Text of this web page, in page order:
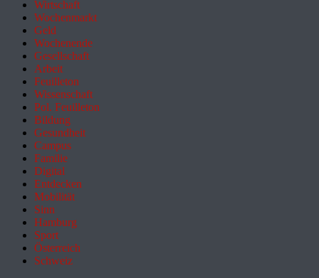
Wirtschaft
Wochenmarkt
Geld
Wochenende
Gesellschaft
Arbeit
Feuilleton
Wissenschaft
Pol. Feuilleton
Bildung
Gesundheit
Campus
Familie
Digital
Entdecken
Mobilität
Sinn
Hamburg
Sport
Österreich
Schweiz